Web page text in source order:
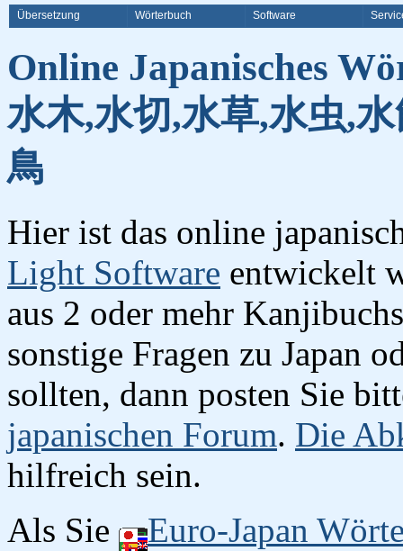
Übersetzung Wörterbuch Software
Online Japanisches
水木,水切,水草,水虫,
鳥
Hier ist das online
Light Software entwickelt
aus 2 oder mehr
sonstige Fragen zu Japan
sollten, dann posten Sie
japanischen Forum. Die
hilfreich sein.
Als Sie
Euro-Japan